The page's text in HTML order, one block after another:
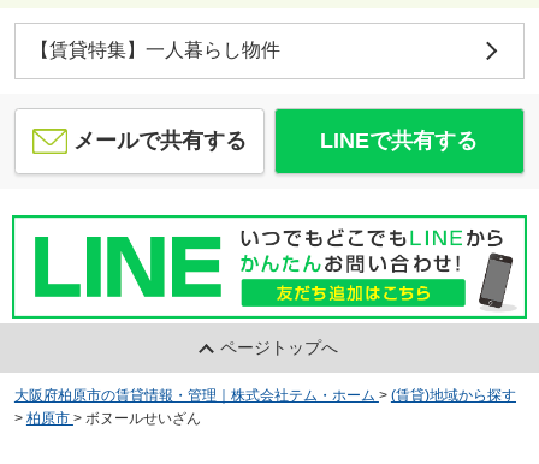
【賃貸特集】一人暮らし物件
メールで共有する LINEで共有する
ページトップへ
大阪府柏原市の賃貸情報・管理｜株式会社テム・ホーム > (賃貸)地域から探す
> 柏原市 > ボヌールせいざん